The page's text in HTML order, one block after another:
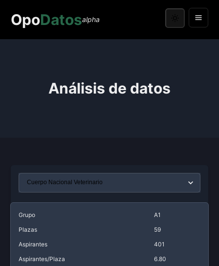
OpoDatosalpha
Análisis de datos
Grupo
A1
Plazas
59
Aspirantes
401
Aspirantes/Plaza
6.80